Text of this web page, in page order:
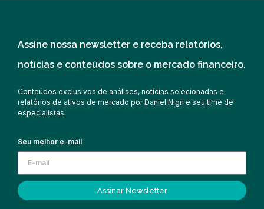
Assine nossa newsletter e receba relatórios,
notícias e conteúdos sobre o mercado financeiro.
Conteúdos exclusivos de análises, notícias selecionadas e
relatórios de ativos de mercado por Daniel Nigri e seu time de
especialistas.
Seu melhor e-mail
Assinar Newsletter